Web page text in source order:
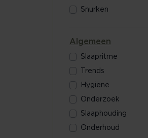
Snurken
Algemeen
Slaapritme
Trends
Hygiëne
Onderzoek
Slaaphouding
Onderhoud